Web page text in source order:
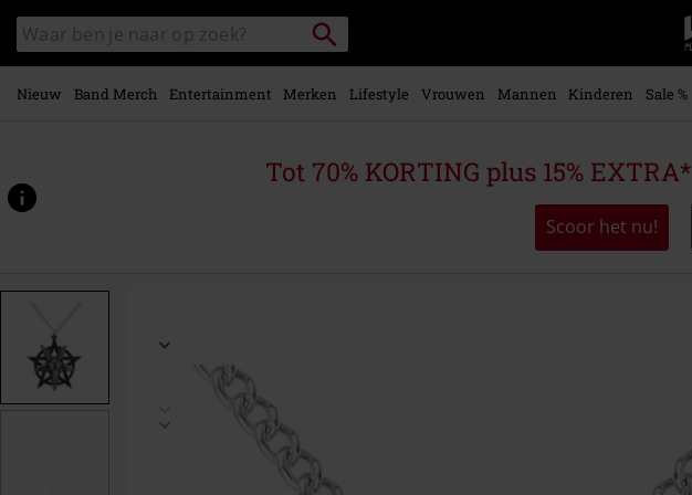
naar
hoofdinhoud
Zoek
in
catalogus
Packstation
zoeken
Nieuw Band Merch Entertainment Merken Lifestyle Vrouwen Mannen Kinderen Sale %
Tot 70% KORTING plus 15% EXTRA*
Scoor het nu!
www.large.be/p/baphomet-